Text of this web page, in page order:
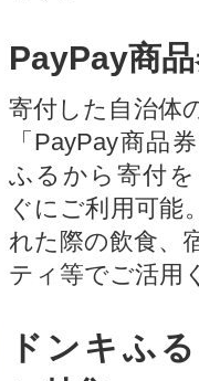
PayPay商
寄付した自治体
「PayPay商品
ふるから寄付
ぐにご利用可能
れた際の飲食、
ティ等でご活用
ドンキふ